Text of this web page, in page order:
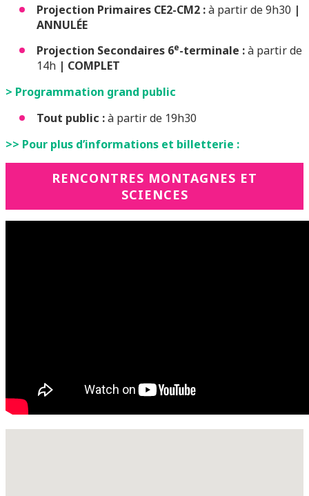
Projection Primaires CE2-CM2 :à partir de 9h30 |
ANNULÉE
Projection Secondaires 6e-terminale :à partir de
14h | COMPLET
> Programmation grand public
Tout public :à partir de 19h30
>> Pour plus d’informations et billetterie :
RENCONTRES MONTAGNES ET
SCIENCES